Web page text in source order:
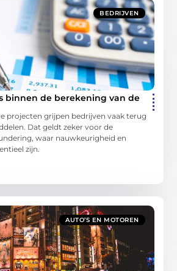
BEDRIJVEN
binnen de berekening van de
projecten grijpen bedrijven vaak terug
Dat geldt zeker voor de
waar nauwkeurigheid en
zijn.
AUTO’S EN MOTOREN